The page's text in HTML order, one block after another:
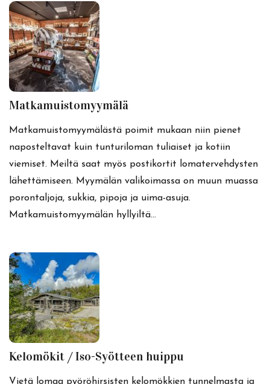
Matkamuistomyymälä
Matkamuistomyymälästä poimit mukaan niin pienet
naposteltavat kuin tunturiloman tuliaiset ja kotiin
viemiset. Meiltä saat myös postikortit lomatervehdysten
lähettämiseen. Myymälän valikoimassa on muun muassa
porontaljoja, sukkia, pipoja ja uima-asuja.
Matkamuistomyymälän hyllyiltä…
Kelomökit / Iso-Syötteen huippu
Vietä lomaa pyöröhirsisten kelomökkien tunnelmasta ja